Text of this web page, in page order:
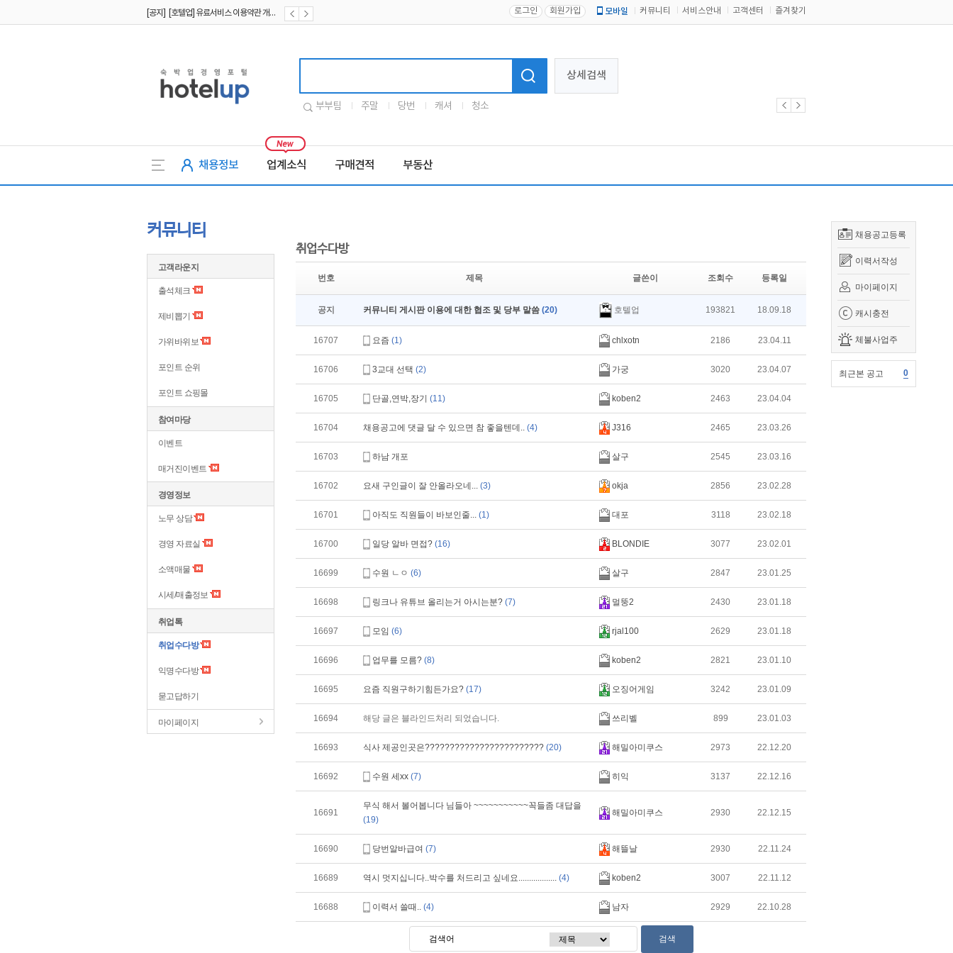
[공지] [호텔업] 유료서비스 이용약관 개정본2 (19.09.02) 로그인 회원가입 모바일 커뮤니티 서비스안내 고객센터 즐겨찾기
상세검색
부부팀 주말 당번 캐셔 청소
채용정보 업계소식 구매견적 부동산
채용공고등록
이력서작성
마이페이지
캐시충전
체불사업주
최근본 공고 0
커뮤니티
고객라운지
출석체크
제비뽑기
가위바위보
포인트 순위
포인트 쇼핑몰
참여마당
이벤트
매거진이벤트
경영정보
노무 상담
경영 자료실
소액매물
시세/매출정보
취업톡
취업수다방
익명수다방
묻고답하기
마이페이지
취업수다방
번호 제목 글쓴이 조회수 등록일
공지 커뮤니티 게시판 이용에 대한 협조 및 당부 말씀 (20) 호텔업 193821 18.09.18
16707 요즘 (1) chlxotn 2186 23.04.11
16706 3교대 선택 (2) 가궁 3020 23.04.07
16705 단골,연박,장기 (11) koben2 2463 23.04.04
16704 채용공고에 댓글 달 수 있으면 참 좋을텐데.. (4) J316 2465 23.03.26
16703 하남 개포 살구 2545 23.03.16
16702 요새 구인글이 잘 안올라오네... (3) okja 2856 23.02.28
16701 아직도 직원들이 바보인줄... (1) 대포 3118 23.02.18
16700 일당 알바 면접? (16) BLONDIE 3077 23.02.01
16699 수원 ㄴㅇ (6) 살구 2847 23.01.25
16698 링크나 유튜브 올리는거 아시는분? (7) 멀뚱2 2430 23.01.18
16697 모임 (6) rjal100 2629 23.01.18
16696 업무를 모름? (8) koben2 2821 23.01.10
16695 요즘 직원구하기힘든가요? (17) 오징어게임 3242 23.01.09
16694 해당 글은 블라인드처리 되었습니다. 쓰리벨 899 23.01.03
16693 식사 제공인곳은???????????????????????? (20) 해밀아미쿠스 2973 22.12.20
16692 수원 세xx (7) 히익 3137 22.12.16
16691
무식 해서 볼어봅니다 님들아 ~~~~~~~~~~~꼭들좀 대답을
(19)
해밀아미쿠스 2930 22.12.15
16690 당번알바급여 (7) 해뜰날 2930 22.11.24
16689 역시 멋지십니다..박수를 처드리고 싶네요.................. (4) koben2 3007 22.11.12
16688 이력서 쓸때.. (4) 남자 2929 22.10.28